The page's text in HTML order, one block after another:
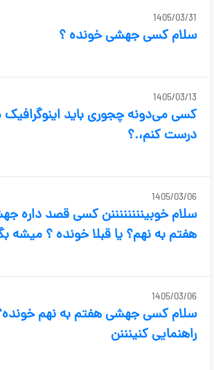
1405/03/31
سلام کسی جهشی خونده ؟
1405/03/13
کسی می‌دونه چجوری باید اینوگرافیک
درست کنم،.؟
1405/03/06
سلام خوبیننننننننن کسی قصد داره
هفتم به نهم؟ یا قبلا خونده ؟ میشه
1405/03/06
سلام کسی جهشی هفتم به نهم
راهنمایی کنینننن